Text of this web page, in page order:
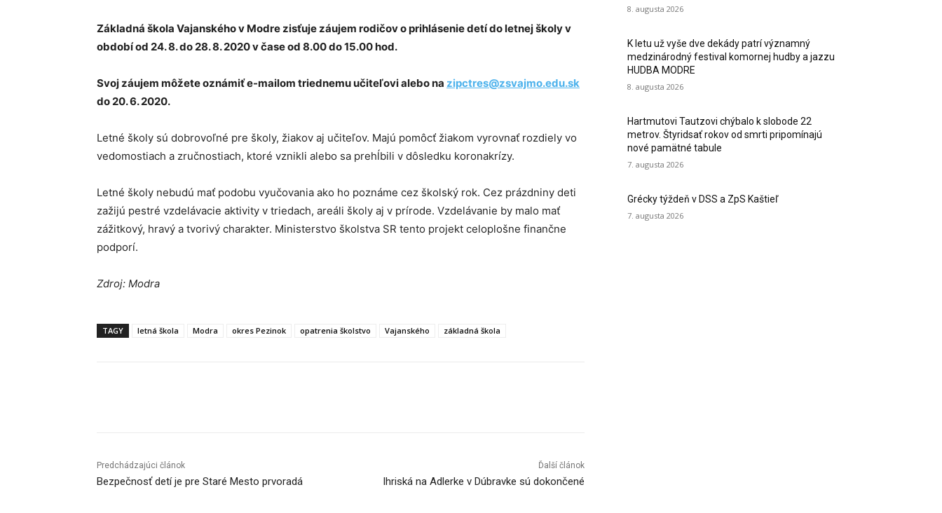
Základná škola Vajanského v Modre zisťuje záujem rodičov o prihlásenie detí do letnej školy v
období od 24. 8. do 28. 8. 2020 v čase od 8.00 do 15.00 hod.
Svoj záujem môžete oznámiť e-mailom triednemu učiteľovi alebo na zipctres@zsvajmo.edu.sk
do 20. 6. 2020.
Letné školy sú dobrovoľné pre školy, žiakov aj učiteľov. Majú pomôcť žiakom vyrovnať rozdiely vo
vedomostiach a zručnostiach, ktoré vznikli alebo sa prehĺbili v dôsledku koronakrízy.
Letné školy nebudú mať podobu vyučovania ako ho poznáme cez školský rok. Cez prázdniny deti
zažijú pestré vzdelávacie aktivity v triedach, areáli školy aj v prírode. Vzdelávanie by malo mať
zážitkový, hravý a tvorivý charakter. Ministerstvo školstva SR tento projekt celoplošne finančne
podporí.
Zdroj: Modra
TAGY letná škola Modra okres Pezinok opatrenia školstvo Vajanského základná škola
Predchádzajúci článok
Bezpečnosť detí je pre Staré Mesto prvoradá
Ďalší článok
Ihriská na Adlerke v Dúbravke sú dokončené
8. augusta 2026
K letu už vyše dve dekády patrí významný
medzinárodný festival komornej hudby a jazzu
HUDBA MODRE
8. augusta 2026
Hartmutovi Tautzovi chýbalo k slobode 22
metrov. Štyridsať rokov od smrti pripomínajú
nové pamätné tabule
7. augusta 2026
Grécky týždeň v DSS a ZpS Kaštieľ
7. augusta 2026